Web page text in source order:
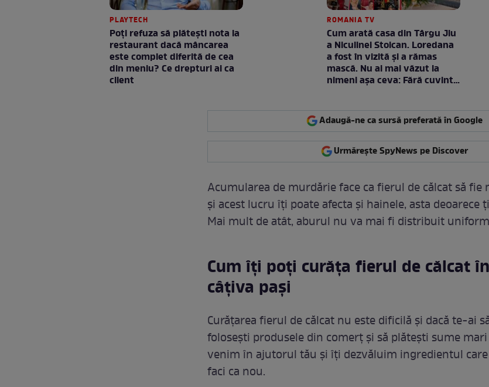
PLAYTECH
Poți refuza să plătești nota la
restaurant dacă mâncarea
este complet diferită de cea
din meniu? Ce drepturi ai ca
client
ROMANIA TV
Cum arată casa din Târgu Jiu
a Niculinei Stoican. Loredana
a fost în vizită și a rămas
mască. Nu ai mai văzut la
nimeni așa ceva: Fără cuvinte
Adaugă-ne ca sursă preferată în Google
Urmărește SpyNews pe Discover
Acumularea de murdărie face ca fierul de călcat să
și acest lucru îți poate afecta și hainele, asta deoarece
Mai mult de atât, aburul nu va mai fi distribuit
Cum îți poți curăța fierul de călcat
câțiva pași
Curățarea fierul de călcat nu este dificilă și dacă te-ai
folosești produsele din comerț și să plătești sume
venim în ajutorul tău și îți dezvăluim ingredientul
faci ca nou.